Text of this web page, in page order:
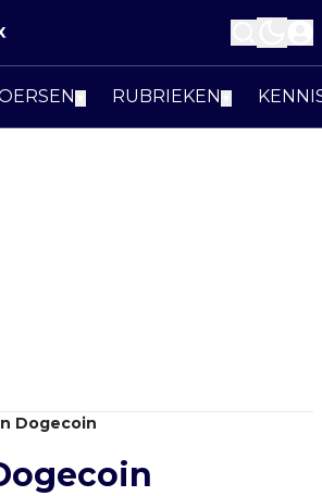
RUBRIEKEN
Dogecoin